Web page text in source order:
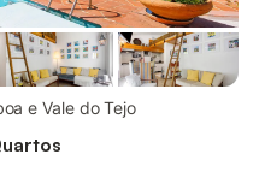
mais...
e Vale do Tejo